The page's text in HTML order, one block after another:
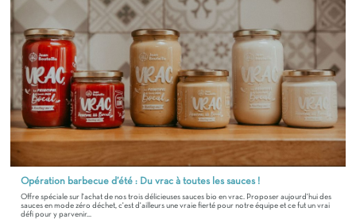
Opération barbecue d’été : Du vrac à toutes les sauces !
Offre spéciale sur l'achat de nos trois délicieuses sauces bio en vrac. Proposer aujourd'hui des
sauces en mode zéro déchet, c'est d'ailleurs une vraie fierté pour notre équipe et ce fut un vrai
défi pour y parvenir...